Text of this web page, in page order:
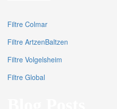
Filtre Colmar
Filtre ArtzenBaltzen
Filtre Volgelsheim
Filtre Global